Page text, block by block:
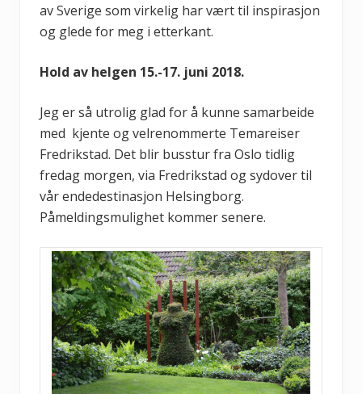
av Sverige som virkelig har vært til inspirasjon
og glede for meg i etterkant.
Hold av helgen 15.-17. juni 2018.
Jeg er så utrolig glad for å kunne samarbeide
med kjente og velrenommerte Temareiser
Fredrikstad. Det blir busstur fra Oslo tidlig
fredag morgen, via Fredrikstad og sydover til
vår endedestinasjon Helsingborg.
Påmeldingsmulighet kommer senere.